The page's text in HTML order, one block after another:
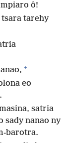
ô!
tarehy
+
eo
satria
sady nanao ny
barotra.